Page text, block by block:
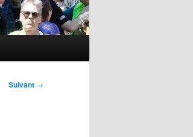
Suivant →